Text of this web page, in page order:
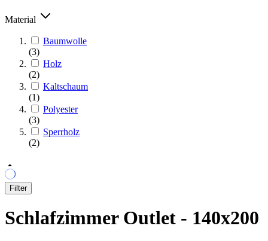
Material
Baumwolle
(3)
Holz
(2)
Kaltschaum
(1)
Polyester
(3)
Sperrholz
(2)
Filter
Schlafzimmer Outlet - 140x200